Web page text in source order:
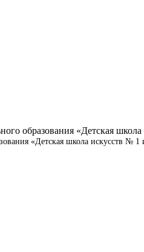
«Детская школа искусств № 1